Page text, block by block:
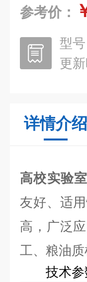
参考价：
型号
更新
详情介绍
高校实验
友好、适
高，广泛
工、粮油质
技术参